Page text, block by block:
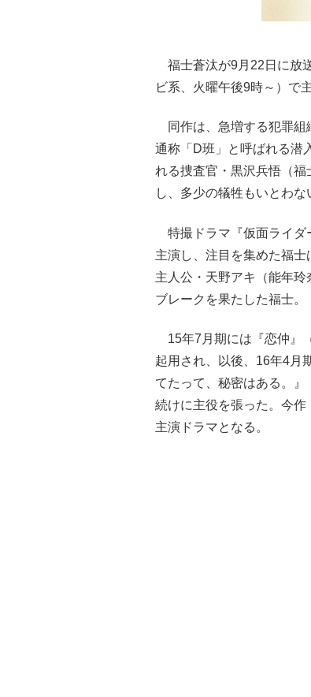
福士蒼汰が9月22日に放
ビ系、火曜午後9時～）で
同作は、急増する犯罪組
通称「D班」と呼ばれる潜
れる捜査官・黒沢兵悟（
し、多少の犠牲もいとわな
特撮ドラマ『仮面ライダ
主演し、注目を集めた福士
主人公・天野アキ（能年
ブレークを果たした福士。
15年7月期には『恋仲』
起用され、以後、16年4月
てたって、秘密はある。
続けに主役を張った。今
主演ドラマとなる。